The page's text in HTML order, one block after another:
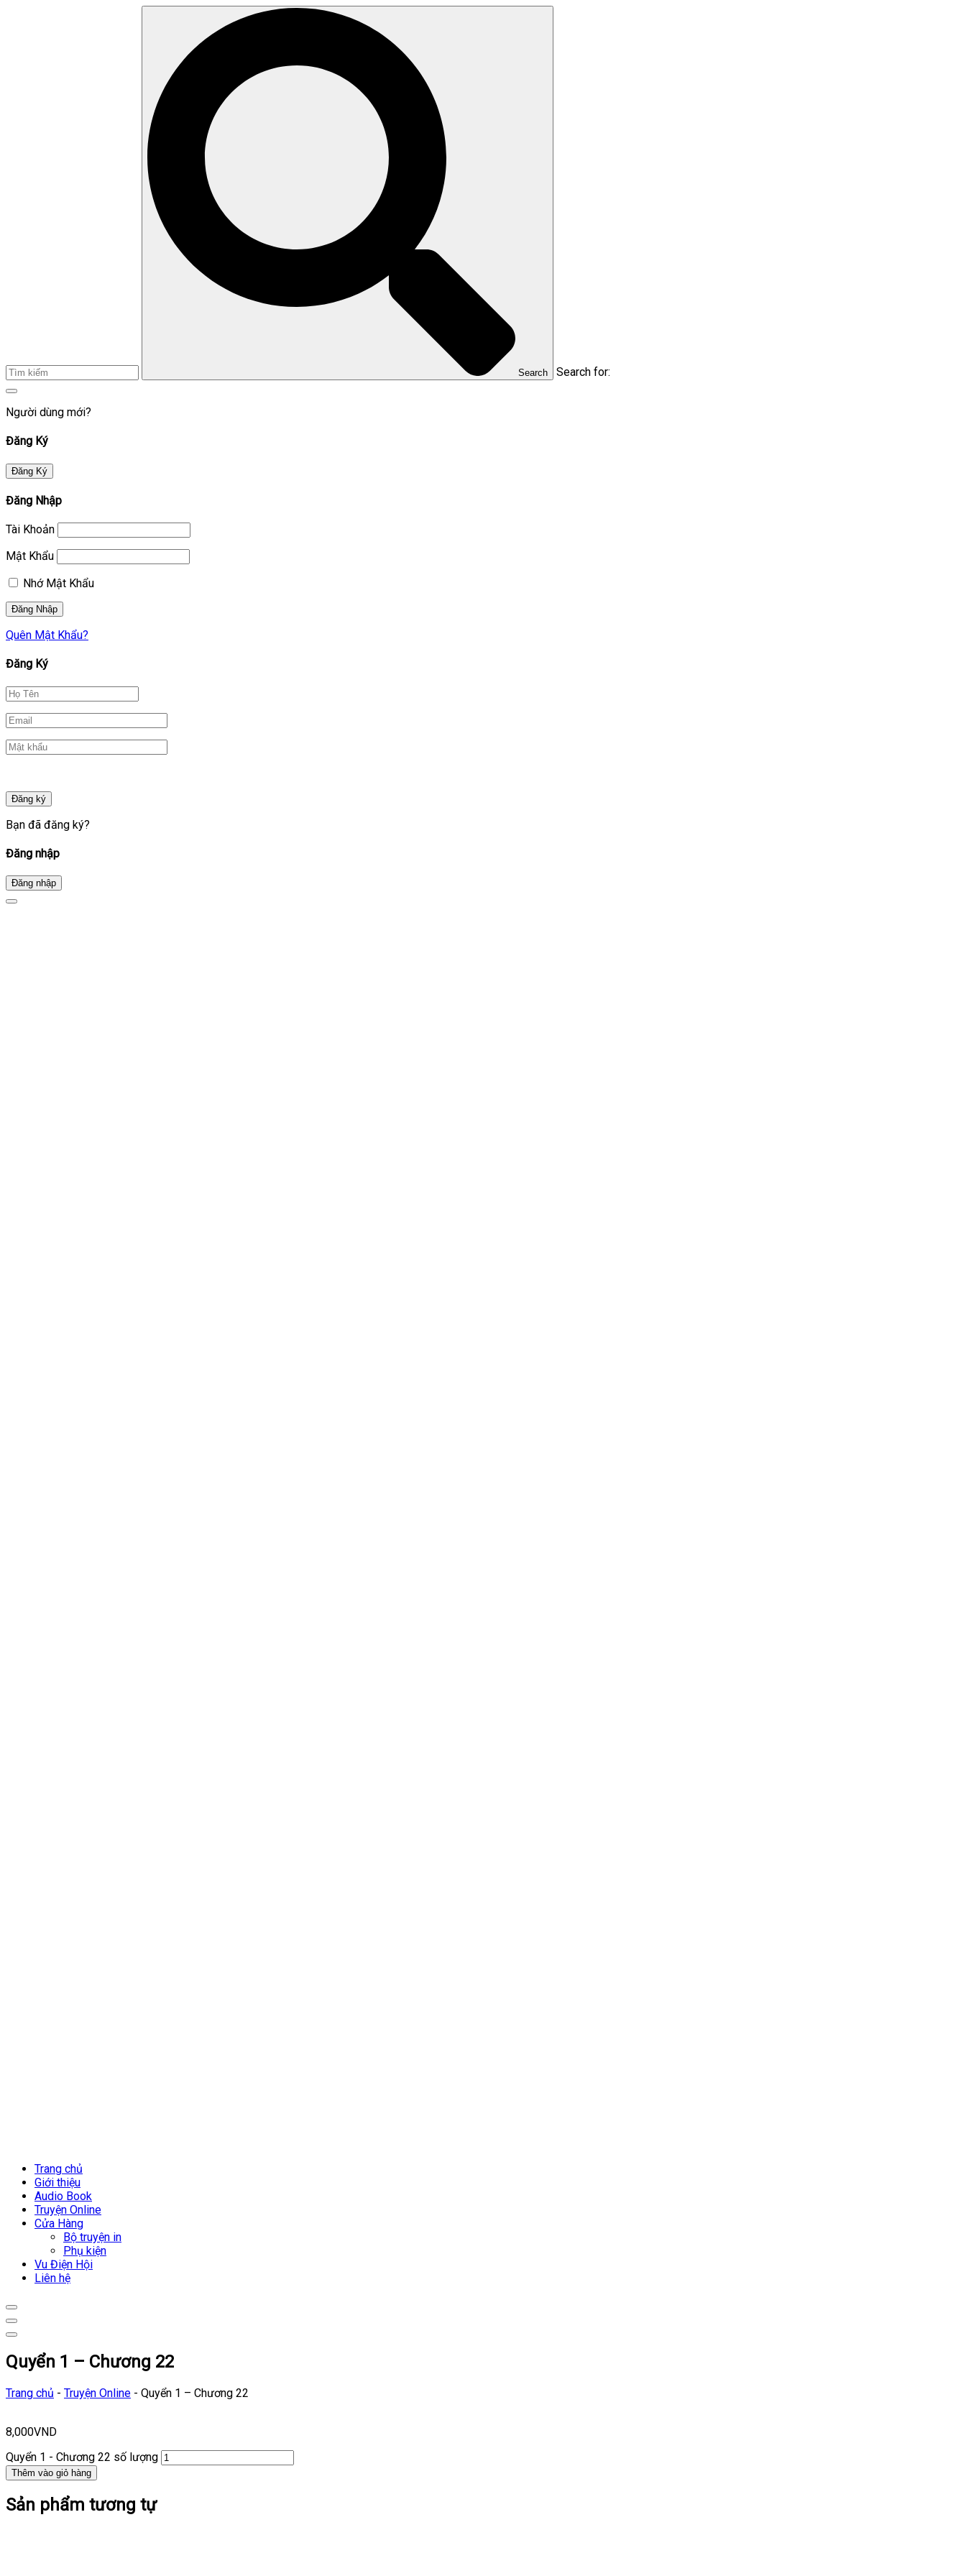
Search Search for:
Người dùng mới?
Đăng Ký
Đăng Ký
Đăng Nhập
Tài Khoản
Mật Khẩu
Nhớ Mật Khẩu
Quên Mật Khẩu?
Đăng Ký
Đăng ký
Bạn đã đăng ký?
Đăng nhập
Đăng nhập
Trang chủ
Giới thiệu
Audio Book
Truyện Online
Cửa Hàng
Bộ truyện in
Phụ kiện
Vu Điện Hội
Liên hệ
Quyển 1 – Chương 22
Trang chủ - Truyện Online - Quyển 1 – Chương 22
8,000VND
Quyển 1 - Chương 22 số lượng
Thêm vào giỏ hàng
Sản phẩm tương tự